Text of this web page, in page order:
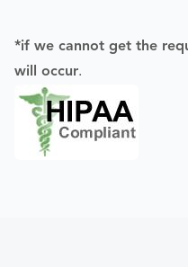
*if we cannot get the
will occur.